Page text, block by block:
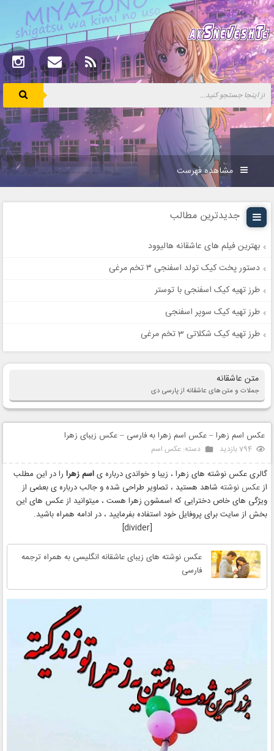
مشاهده فهرست
جدیدترین مطالب
بهترین فیلم های عاشقانه هالیوود
دستور پخت کیک تولد اسفنجی ۳ تخم مرغی
طرز تهیه کیک اسفنجی با توستر
طرز تهیه کیک سوپر اسفنجی
طرز تهیه کیک شکلاتی 3 تخم مرغی
متن عاشقانه
جملات و متن های عاشقانه از پارسی دی
عکس اسم زهرا – عکس اسم زهرا به فارسی – عکس زیبای زهرا
794 بازدید دسته: عکس اسم
گالری عکس نوشته های زهرا ، زیبا و خواندی درباره ی اسم زهرا را در این مطلب
از عکس نوشته شاهد هستید ، تصاویر طراحی شده و جالب درباره ی بعضی از
ویژگی های خاص دخترایی که اسمشون زهرا هست ، میتوانید از عکس های این
بخش از سایت برای پروفایل خود استفاده بفرمایید ، در ادامه همراه باشید.
[divider]
عکس نوشته های زیبای عاشقانه انگلیسی به همراه ترجمه
فارسی